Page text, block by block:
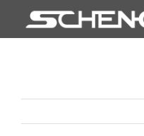
Inhalt
HÄNDLERSUCHE